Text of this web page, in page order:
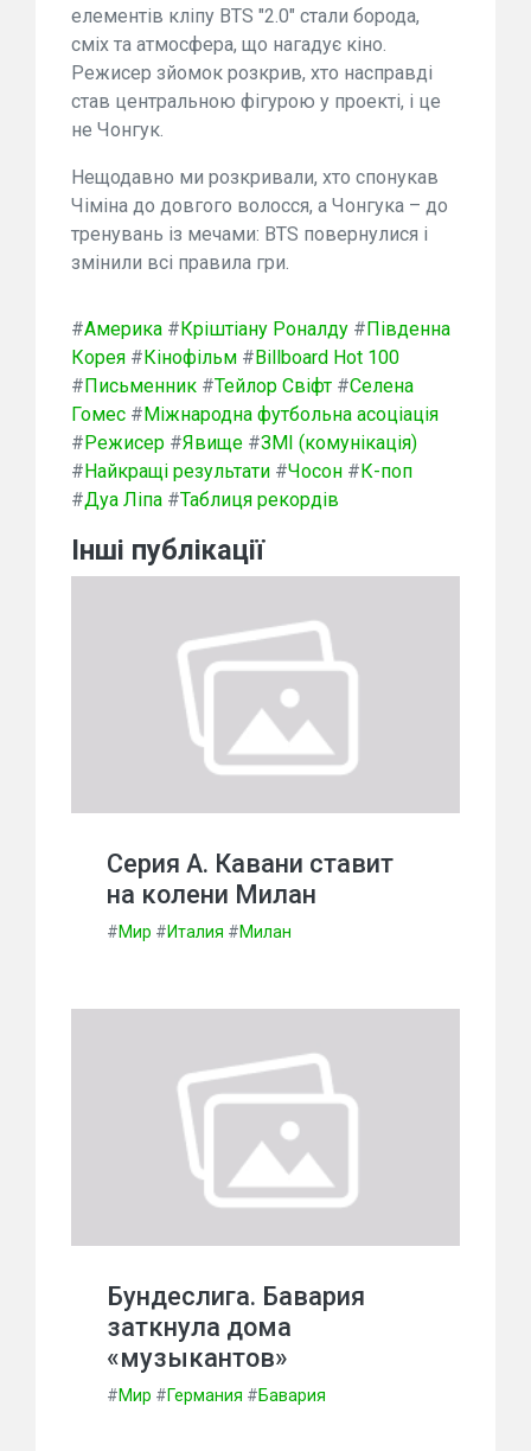
елементів кліпу BTS "2.0" стали борода,
сміх та атмосфера, що нагадує кіно.
Режисер зйомок розкрив, хто насправді
став центральною фігурою у проекті, і це
не Чонгук.
Нещодавно ми розкривали, хто спонукав
Чіміна до довгого волосся, а Чонгука – до
тренувань із мечами: BTS повернулися і
змінили всі правила гри.
#Америка # Кріштіану Роналду # Південна
Корея # Кінофільм # Billboard Hot 100
# Письменник #Тейлор Свіфт #Селена
Гомес # Міжнародна футбольна асоціація
# Режисер #Явище #ЗМІ (комунікація)
# Найкращі результати #Чосон # К-поп
#Дуа Ліпа #Таблиця рекордів
Інші публікації
Серия А. Кавани ставит
на колени Милан
#Мир #Италия #Милан
Бундеслига. Бавария
заткнула дома
«музыкантов»
#Мир #Германия #Бавария